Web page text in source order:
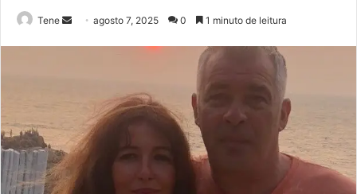
Tene
Mandeagosto 7, 2025 0 1 minuto de leitura